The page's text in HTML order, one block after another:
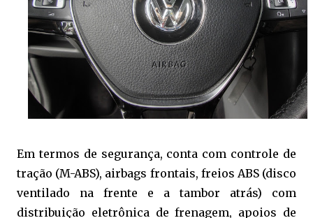
Em termos de segurança, conta com controle de
tração (M-ABS), airbags frontais, freios ABS (disco
ventilado na frente e a tambor atrás) com
distribuição eletrônica de frenagem, apoios de